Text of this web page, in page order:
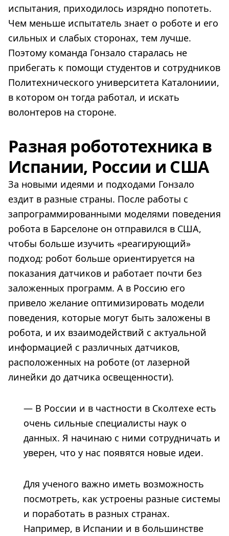
испытания, приходилось изрядно попотеть.
Чем меньше испытатель знает о роботе и его
сильных и слабых сторонах, тем лучше.
Поэтому команда Гонзало старалась не
прибегать к помощи студентов и сотрудников
Политехнического университета Каталониии,
в котором он тогда работал, и искать
волонтеров на стороне.
Разная робототехника в
Испании, России и США
За новыми идеями и подходами Гонзало
ездит в разные страны. После работы с
запрограммированными моделями поведения
робота в Барселоне он отправился в США,
чтобы больше изучить «реагирующий»
подход: робот больше ориентируется на
показания датчиков и работает почти без
заложенных программ. А в Россию его
привело желание оптимизировать модели
поведения, которые могут быть заложены в
робота, и их взаимодействий с актуальной
информацией с различных датчиков,
расположенных на роботе (от лазерной
линейки до датчика освещенности).
— В России и в частности в Сколтехе есть
очень сильные специалисты наук о
данных. Я начинаю с ними сотрудничать и
уверен, что у нас появятся новые идеи.
Для ученого важно иметь возможность
посмотреть, как устроены разные системы
и поработать в разных странах.
Например, в Испании и в большинстве